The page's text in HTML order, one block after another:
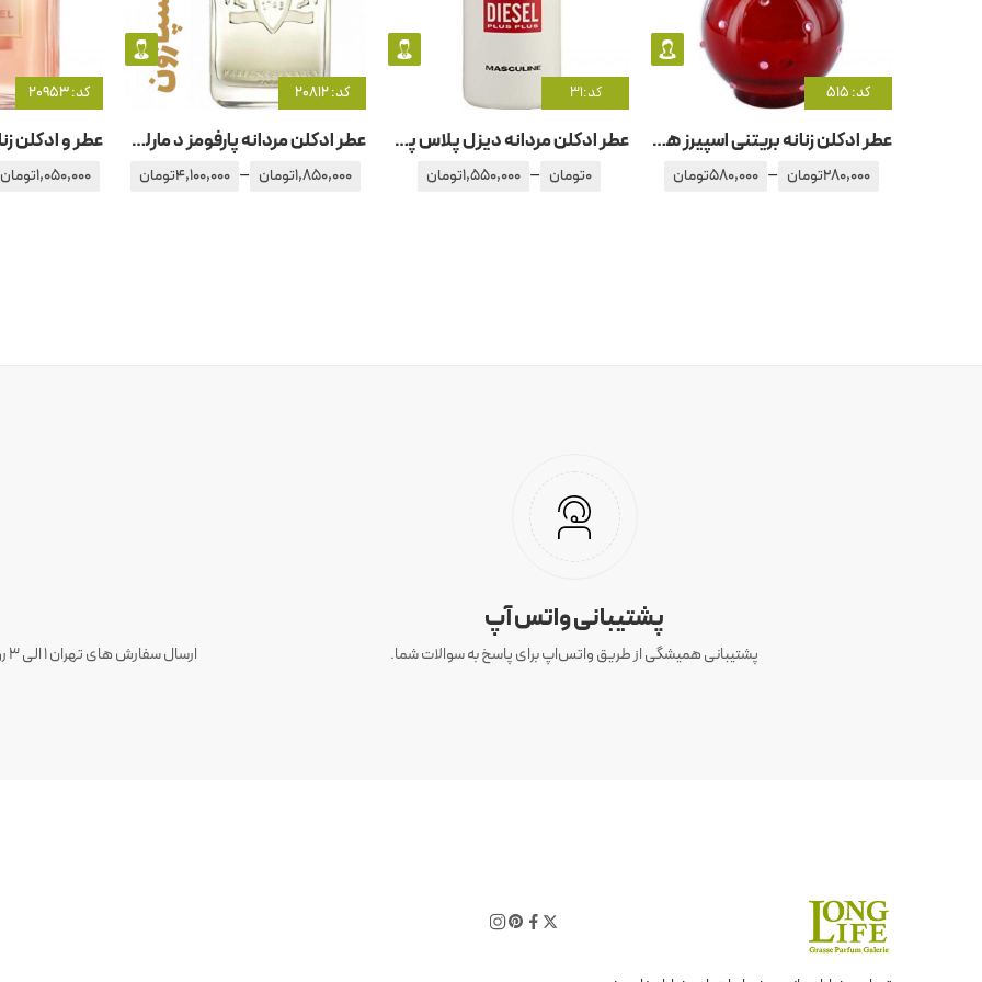
کد: 515
عطر ادکلن زنانه بریتنی اسپیرز هیدن فانتزی
280,000تومان –
580,000تومان
کد:31
عطر ادکلن مردانه دیزل پلاس پلاس مس کلاین
0تومان –
1,550,000تومان
کد: 20812
عطر ادکلن مردانه پارفومز د مارلی – پارفوم دمارلی ایسپازون
1,850,000تومان –
4,100,000تومان
کد: 20953
1,050,000تومان
پشتیبانی واتس آپ
پشتیبانی همیشگی از طریق واتس‌اپ برای پاسخ به سوالات شما.